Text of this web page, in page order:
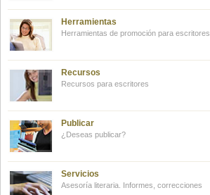
Herramientas
Herramientas de promoción para escritores
Recursos
Recursos para escritores
Publicar
¿Deseas publicar?
Servicios
Asesoría literaria. Informes, correcciones